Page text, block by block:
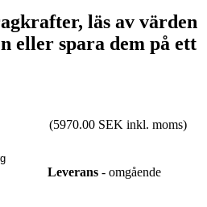
läs av värden
eller spara dem på ett
(5970.00 SEK inkl. moms)
Leverans - omgående